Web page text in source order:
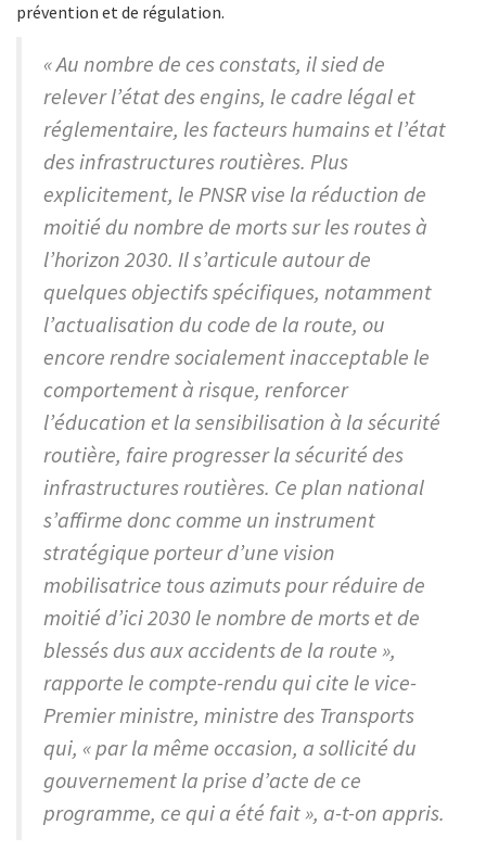
prévention et de régulation.
« Au nombre de ces constats, il sied de
relever l’état des engins, le cadre légal et
réglementaire, les facteurs humains et l’état
des infrastructures routières. Plus
explicitement, le PNSR vise la réduction de
moitié du nombre de morts sur les routes à
l’horizon 2030. Il s’articule autour de
quelques objectifs spécifiques, notamment
l’actualisation du code de la route, ou
encore rendre socialement inacceptable le
comportement à risque, renforcer
l’éducation et la sensibilisation à la sécurité
routière, faire progresser la sécurité des
infrastructures routières. Ce plan national
s’affirme donc comme un instrument
stratégique porteur d’une vision
mobilisatrice tous azimuts pour réduire de
moitié d’ici 2030 le nombre de morts et de
blessés dus aux accidents de la route »,
rapporte le compte-rendu qui cite le vice-
Premier ministre, ministre des Transports
qui, « par la même occasion, a sollicité du
gouvernement la prise d’acte de ce
programme, ce qui a été fait », a-t-on appris.